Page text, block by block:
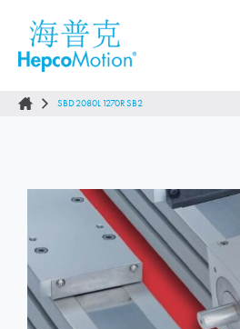
SBD2080L1270RSB2